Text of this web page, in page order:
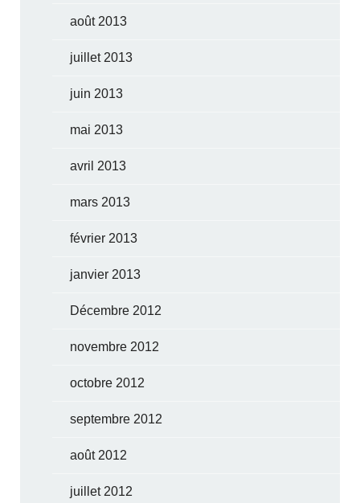
août 2013
juillet 2013
juin 2013
mai 2013
avril 2013
mars 2013
février 2013
janvier 2013
Décembre 2012
novembre 2012
octobre 2012
septembre 2012
août 2012
juillet 2012